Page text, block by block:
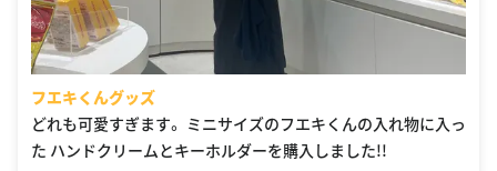
フエキくんグッズ
どれも可愛すぎます。 ミニサイズのフエキくんの入れ物に入っ
た ハンドクリームとキーホルダーを購入しました!!